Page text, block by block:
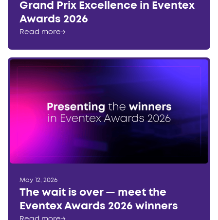
Grand Prix Excellence in Eventex
Awards 2026
Read more→
May 12, 2026
The wait is over — meet the
Eventex Awards 2026 winners